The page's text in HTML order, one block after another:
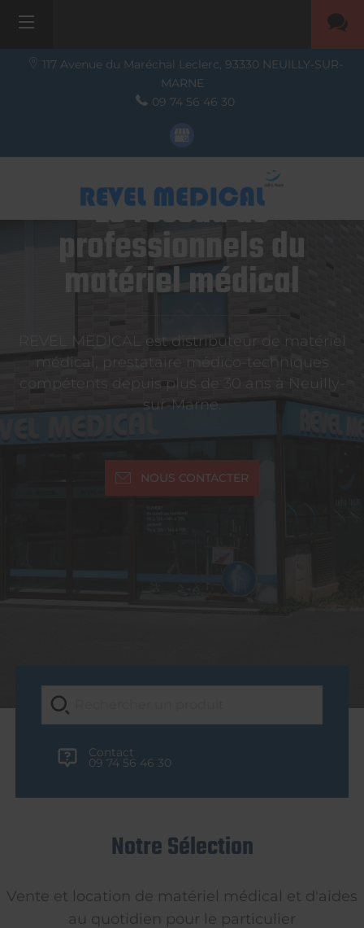
117 Avenue du Maréchal Leclerc, 93330 NEUILLY-SUR-
MARNE
09 74 56 46 30
Le réseau de
professionnels du
matériel médical
REVEL MEDICAL est distributeur de matériel
médical, prestataire médico-techniques
compétents depuis plus de 30 ans à Neuilly-
sur-Marne.
NOUS CONTACTER
Contact
09 74 56 46 30
Notre Sélection
Vente et location de matériel médical et d'aides
au quotidien pour le particulier